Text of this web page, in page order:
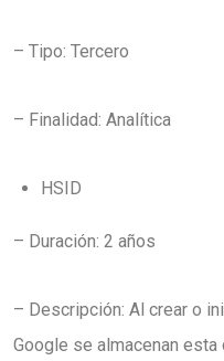
– Tipo: Tercero
– Finalidad: Analítica
HSID
– Duración: 2 años
– Descripción: Al crear o
Google se almacenan